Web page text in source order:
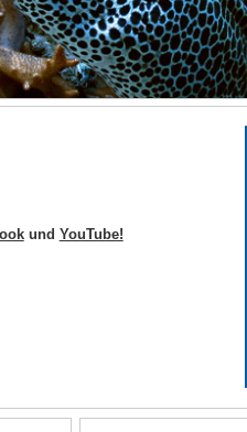
und YouTube!